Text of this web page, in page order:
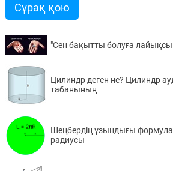
Сұрақ қою
"Сен бақытты болуға
Цилиндр деген не? Цилиндр
табанының
Шеңбердің ұзындығы
радиусы